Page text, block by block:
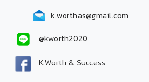
k.worthas@gmail.com
@kworth2020
K.Worth & Success